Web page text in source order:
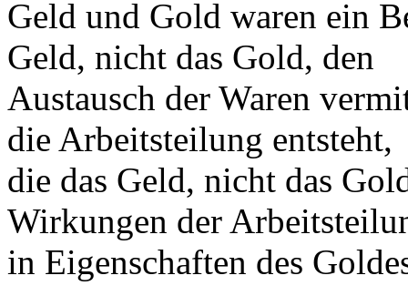
Geld und Gold waren ein
Geld, nicht das Gold, den
Austausch der Waren
die Arbeitsteilung entsteht,
die das Geld, nicht das
Wirkungen der
in Eigenschaften des